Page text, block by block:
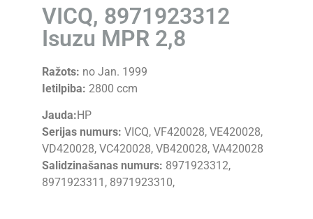
VICQ, 8971923312
Isuzu MPR 2,8
Ražots: no Jan. 1999
Ietilpiba: 2800 ccm
Jauda: HP
Serijas numurs: VICQ, VF420028, VE420028,
VD420028, VC420028, VB420028, VA420028
Salidzinašanas numurs: 8971923312,
8971923311, 8971923310,